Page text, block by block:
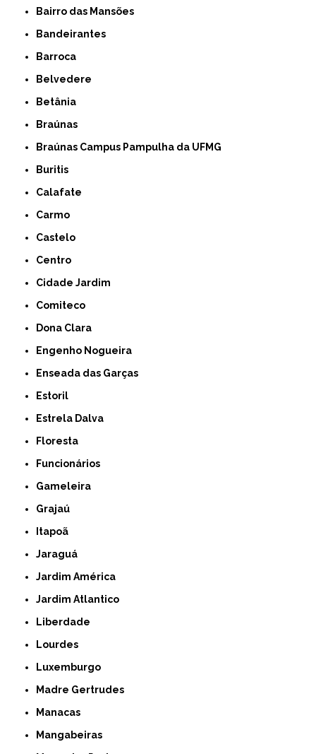
Bairro das Mansões
Bandeirantes
Barroca
Belvedere
Betânia
Braúnas
Braúnas Campus Pampulha da UFMG
Buritis
Calafate
Carmo
Castelo
Centro
Cidade Jardim
Comiteco
Dona Clara
Engenho Nogueira
Enseada das Garças
Estoril
Estrela Dalva
Floresta
Funcionários
Gameleira
Grajaú
Itapoã
Jaraguá
Jardim América
Jardim Atlantico
Liberdade
Lourdes
Luxemburgo
Madre Gertrudes
Manacas
Mangabeiras